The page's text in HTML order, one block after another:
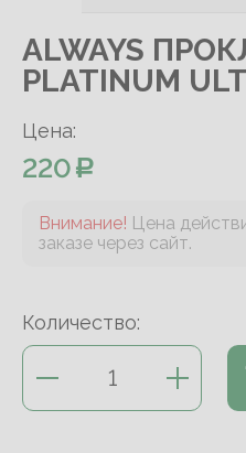
ALWAYS
PLATINUM
Цена:
220
Внимание! Цена
заказе через сайт.
Количество: